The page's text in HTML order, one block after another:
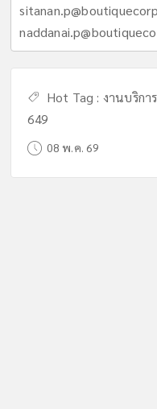
Hot Tag : งานบริการ
649
08 พ.ค. 69